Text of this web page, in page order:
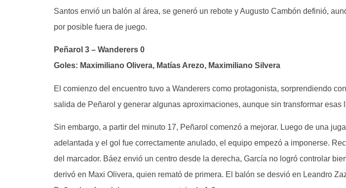
Santos envió un balón al área, se generó un rebote y Augusto Cambón definió,
por posible fuera de juego.
Peñarol 3 – Wanderers 0
Goles: Maximiliano Olivera, Matías Arezo, Maximiliano Silvera
El comienzo del encuentro tuvo a Wanderers como protagonista, sorprendiendo
salida de Peñarol y generar algunas aproximaciones, aunque sin transformar
Sin embargo, a partir del minuto 17, Peñarol comenzó a mejorar. Luego de una
adelantada y el gol fue correctamente anulado, el equipo empezó a imponerse.
del marcador. Báez envió un centro desde la derecha, García no logró controlar
derivó en Maxi Olivera, quien remató de primera. El balón se desvió en Leandro